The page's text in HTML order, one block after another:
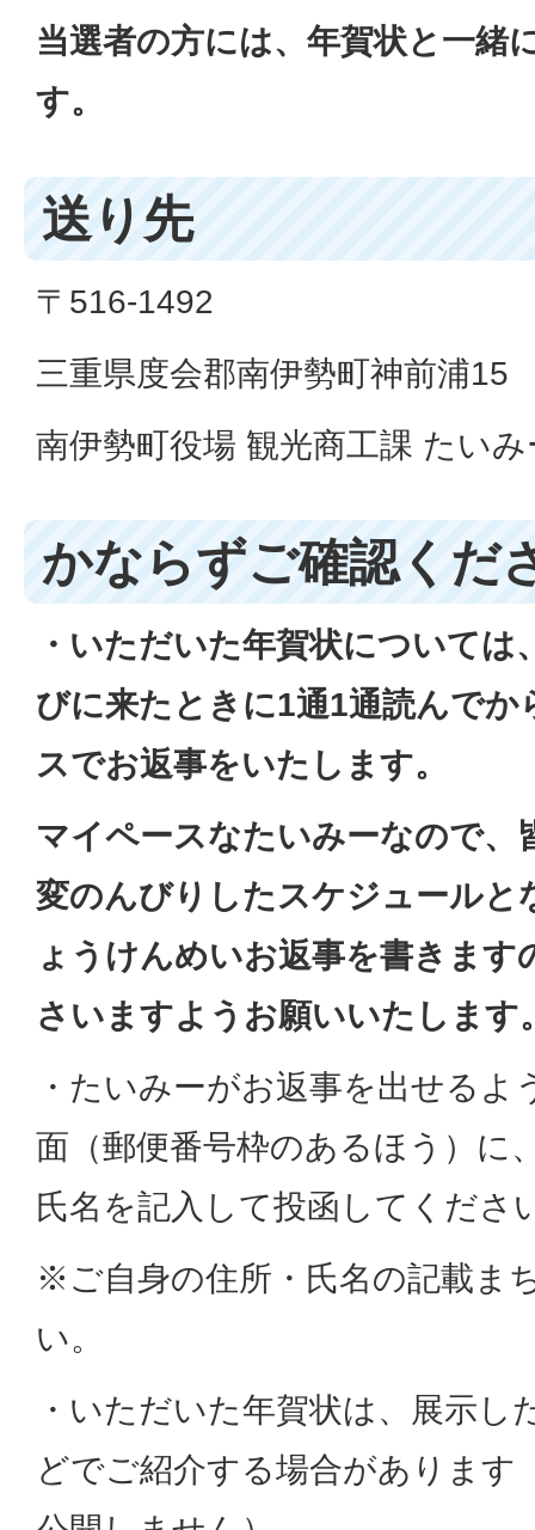
当選者の方には、年賀状と一緒
す。
送り先
〒516-1492
三重県度会郡南伊勢町神前浦15
南伊勢町役場 観光商工課 たい
かならずご確認くだ
・いただいた年賀状については
びに来たときに1通1通読んでか
スでお返事をいたします。
マイペースなたいみーなので、
変のんびりしたスケジュールと
ょうけんめいお返事を書きます
さいますようお願いいたします
・たいみーがお返事を出せる
面（郵便番号枠のあるほう）に
氏名を記入して投函してくださ
※ご自身の住所・氏名の記載ま
い。
・いただいた年賀状は、展示し
どでご紹介する場合があります